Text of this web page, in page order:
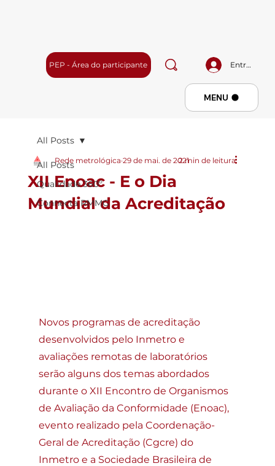
Entrar
PEP - Área do participante
Menu
MENU
All Posts
Qualidade 360º
Connecta RMMG
All Posts
XII Enoac - E o Dia
Mundial da Acreditação
Rede metrológica 29 de mai. de 20212 min de leitura
Novos programas de acreditação
desenvolvidos pelo Inmetro e
avaliações remotas de laboratórios
serão alguns dos temas abordados
durante o XII Encontro de Organismos
de Avaliação da Conformidade (Enoac),
evento realizado pela Coordenação-
Geral de Acreditação (Cgcre) do
Inmetro e a Sociedade Brasileira de